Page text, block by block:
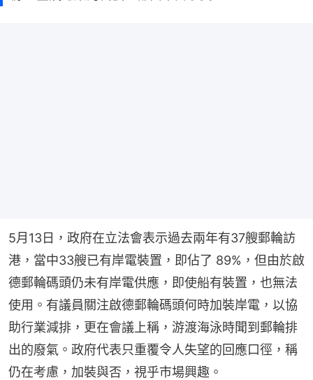
5月13日，政府在立法會表示過去兩年有37艘郵輪訪
港，當中33艘已有岸電裝置，即佔了 89%，但由於啟
德郵輪碼頭仍未有岸電供應，即使船有裝置，也無法
使用。有議員關注啟德郵輪碼頭何時加裝岸電，以協
助行業減排，更在會議上稱，游渡海泳時聞到郵輪排
出的廢氣。政府代表只重覆令人失望的回應口徑，稱
仍在考慮，加裝與否，視乎市場興趣。